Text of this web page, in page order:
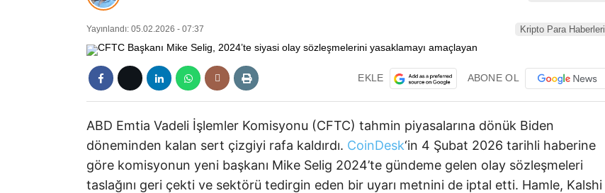
Yayınlandı: 05.02.2026 - 07:37 Kripto Para Haberleri
EKLE ABONE OL
ABD Emtia Vadeli İşlemler Komisyonu (CFTC) tahmin piyasalarına dönük Biden
döneminden kalan sert çizgiyi rafa kaldırdı. CoinDesk‘in 4 Şubat 2026 tarihli haberine
göre komisyonun yeni başkanı Mike Selig 2024’te gündeme gelen olay sözleşmeleri
taslağını geri çekti ve sektörü tedirgin eden bir uyarı metnini de iptal etti. Hamle, Kalshi